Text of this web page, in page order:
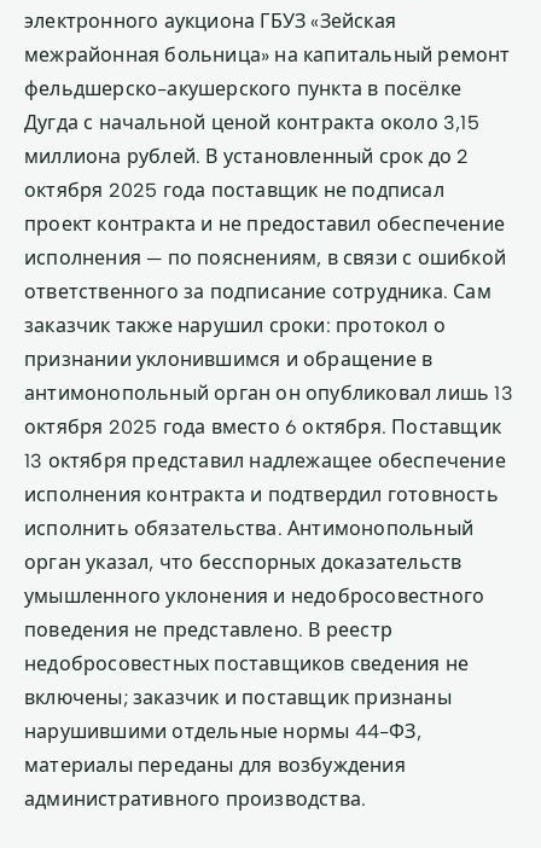
электронного аукциона ГБУЗ «Зейская
межрайонная больница» на капитальный ремонт
фельдшерско-акушерского пункта в посёлке
Дугда с начальной ценой контракта около 3,15
миллиона рублей. В установленный срок до 2
октября 2025 года поставщик не подписал
проект контракта и не предоставил обеспечение
исполнения — по пояснениям, в связи с ошибкой
ответственного за подписание сотрудника. Сам
заказчик также нарушил сроки: протокол о
признании уклонившимся и обращение в
антимонопольный орган он опубликовал лишь 13
октября 2025 года вместо 6 октября. Поставщик
13 октября представил надлежащее обеспечение
исполнения контракта и подтвердил готовность
исполнить обязательства. Антимонопольный
орган указал, что бесспорных доказательств
умышленного уклонения и недобросовестного
поведения не представлено. В реестр
недобросовестных поставщиков сведения не
включены; заказчик и поставщик признаны
нарушившими отдельные нормы 44-ФЗ,
материалы переданы для возбуждения
административного производства.